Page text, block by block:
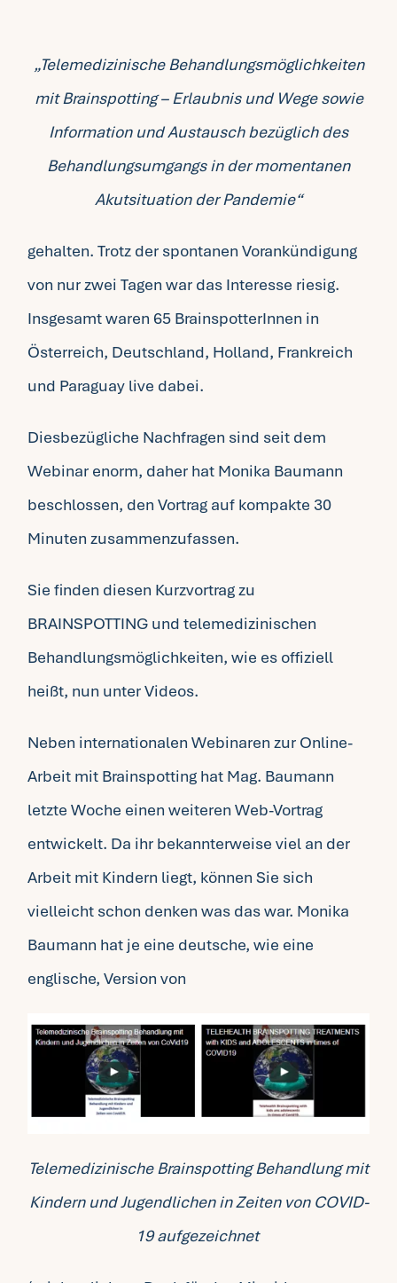
„Telemedizinische Behandlungsmöglichkeiten
mit Brainspotting – Erlaubnis und Wege sowie
Information und Austausch bezüglich des
Behandlungsumgangs in der momentanen
Akutsituation der Pandemie“
gehalten. Trotz der spontanen Vorankündigung
von nur zwei Tagen war das Interesse riesig.
Insgesamt waren 65 BrainspotterInnen in
Österreich, Deutschland, Holland, Frankreich
und Paraguay live dabei.
Diesbezügliche Nachfragen sind seit dem
Webinar enorm, daher hat Monika Baumann
beschlossen, den Vortrag auf kompakte 30
Minuten zusammenzufassen.
Sie finden diesen Kurzvortrag zu
BRAINSPOTTING und telemedizinischen
Behandlungsmöglichkeiten, wie es offiziell
heißt, nun unterVideos.
Neben internationalen Webinaren zur Online-
Arbeit mit Brainspotting hat Mag. Baumann
letzte Woche einen weiteren Web-Vortrag
entwickelt. Da ihr bekannterweise viel an der
Arbeit mit Kindern liegt, können Sie sich
vielleicht schon denken was das war. Monika
Baumann hat je eine deutsche, wie eine
englische, Version von
Telemedizinische Brainspotting Behandlung mit
Kindern und Jugendlichen in Zeiten von COVID-
19 aufgezeichnet